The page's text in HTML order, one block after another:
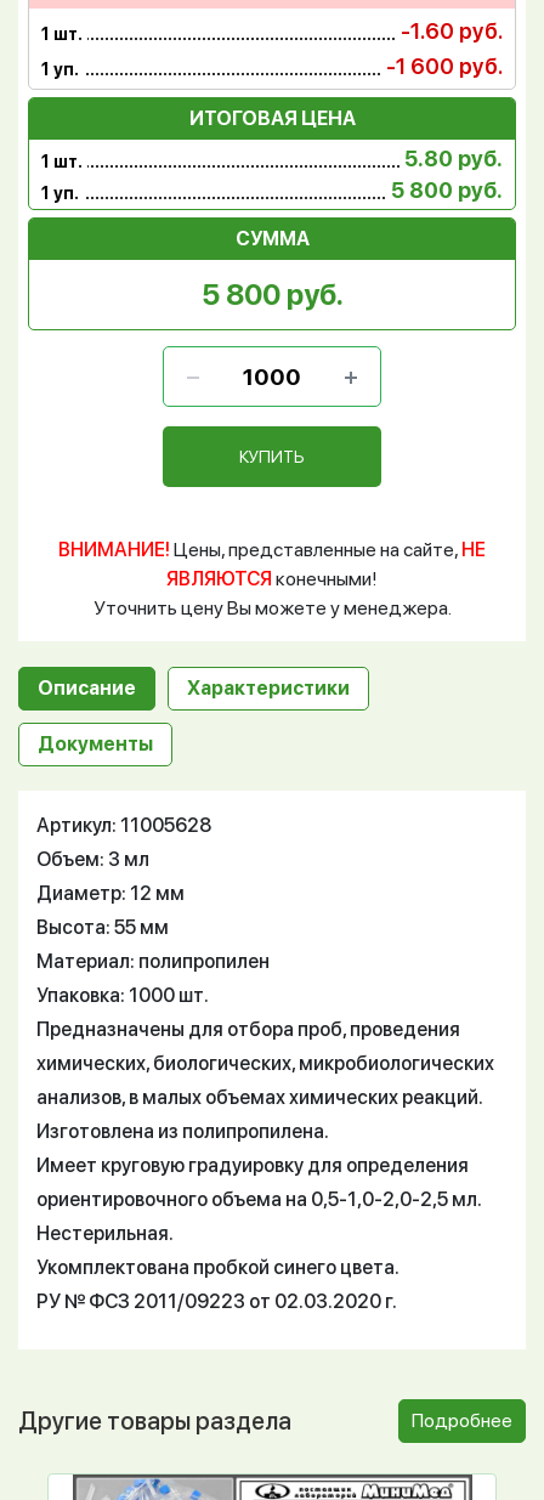
1 шт. -1.60 руб.
1 уп. -1 600 руб.
ИТОГОВАЯ ЦЕНА
1 шт. 5.80 руб.
1 уп. 5 800 руб.
СУММА
5 800 руб.
КУПИТЬ
ВНИМАНИЕ! Цены, представленные на сайте, НЕ
ЯВЛЯЮТСЯ конечными!
Уточнить цену Вы можете у менеджера.
Описание Характеристики
Документы
Артикул: 11005628
Объем: 3 мл
Диаметр: 12 мм
Высота: 55 мм
Материал: полипропилен
Упаковка: 1000 шт.
Предназначены для отбора проб, проведения
химических, биологических, микробиологических
анализов, в малых объемах химических реакций.
Изготовлена из полипропилена.
Имеет круговую градуировку для определения
ориентировочного объема на 0,5-1,0-2,0-2,5 мл.
Нестерильная.
Укомплектована пробкой синего цвета.
РУ № ФСЗ 2011/09223 от 02.03.2020 г.
Другие товары раздела Подробнее